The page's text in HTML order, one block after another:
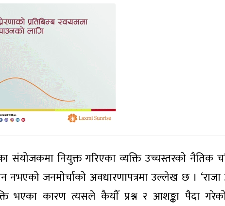
नियुक्त गरिएका व्यक्ति उच्चस्तरको नैतिक
नभएको जनमोर्चाको अवधारणापत्रमा उल्लेख छ ।
भएका कारण त्यसले कैयाैँ प्रश्न र आशङ्का पैदा